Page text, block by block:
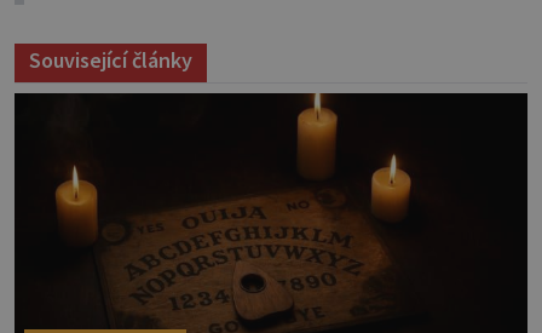
Související články